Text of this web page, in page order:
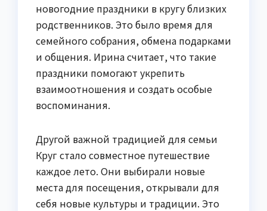
новогодние праздники в кругу близких
родственников. Это было время для
семейного собрания, обмена подарками
и общения. Ирина считает, что такие
праздники помогают укрепить
взаимоотношения и создать особые
воспоминания.
Другой важной традицией для семьи
Круг стало совместное путешествие
каждое лето. Они выбирали новые
места для посещения, открывали для
себя новые культуры и традиции. Это